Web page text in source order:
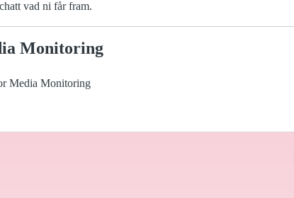
vad ni får fram.
Monitoring
Media Monitoring